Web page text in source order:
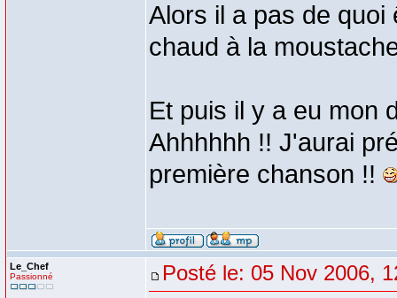
Alors il a pas de
chaud à la
Et puis il y a eu mon
Ahhhhhh !! J'aurai
première chanson !!
Le_Chef
Passionné Posté le: 05 Nov 2006,